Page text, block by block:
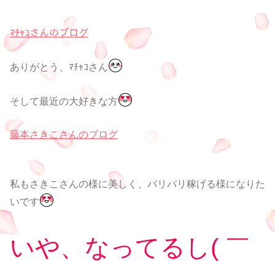
ﾏﾁｬｺさんのブログ
ありがとう、ﾏﾁｬｺさん
そして最近の大好きな方
藤本さきこさんのブログ
私もさきこさんの様に美しく、バリバリ稼げる様になりた
いです
いや、なってるし( ￣